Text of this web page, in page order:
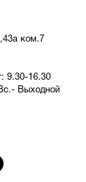
ком.7
9.30-16.30